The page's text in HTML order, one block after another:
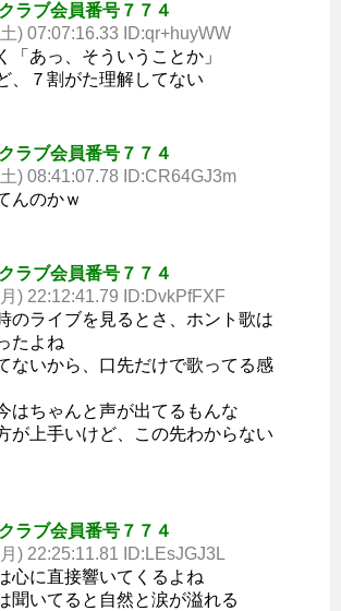
ラブ会員番号７７４
) 07:07:16.33 ID:qr+huyWW
「あっ、そういうことか」
、７割がた理解してない
ラブ会員番号７７４
) 08:41:07.78 ID:CR64GJ3m
んのかｗ
ラブ会員番号７７４
) 22:12:41.79 ID:DvkPfFXF
のライブを見るとさ、ホント歌は
たよね
ないから、口先だけで歌ってる感
はちゃんと声が出てるもんな
が上手いけど、この先わからない
ラブ会員番号７７４
) 22:25:11.81 ID:LEsJGJ3L
心に直接響いてくるよね
聞いてると自然と涙が溢れる